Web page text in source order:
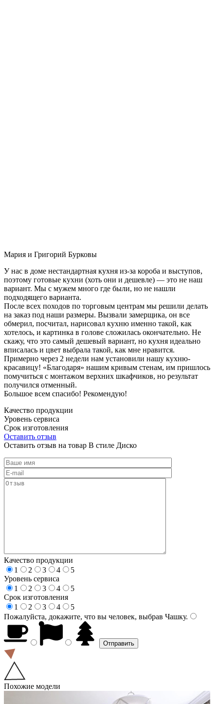
Мария и Григорий Бурковы
У нас в доме нестандартная кухня из-за короба и выступов,
поэтому готовые кухни (хоть они и дешевле) — это не наш
вариант. Мы с мужем много где были, но не нашли
подходящего варианта.
После всех походов по торговым центрам мы решили делать
на заказ под наши размеры. Вызвали замерщика, он все
обмерил, посчитал, нарисовал кухню именно такой, как
хотелось, и картинка в голове сложилась окончательно. Не
скажу, что это самый дешевый вариант, но кухня идеально
вписалась и цвет выбрала такой, как мне нравится.
Примерно через 2 недели нам установили нашу кухню-
красавицу! «Благодаря» нашим кривым стенам, им пришлось
помучиться с монтажом верхних шкафчиков, но результат
получился отменный.
Большое всем спасибо! Рекомендую!
Качество продукции
Уровень сервиса
Срок изготовления
Оставить отзыв
Оставить отзыв на товар В стиле Диско
Качество продукции
1
2 3 4
5
Уровень сервиса
1
2 3 4
5
Срок изготовления
1
2 3 4
5
Пожалуйста, докажите, что вы человек, выбрав Чашку.
Похожие модели